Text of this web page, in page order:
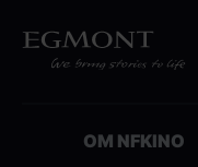
OM NFKINO